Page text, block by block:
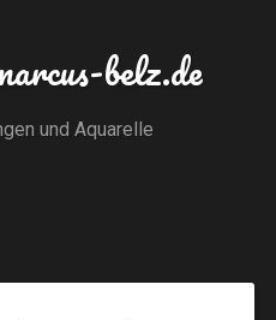
belz.de
und Aquarelle